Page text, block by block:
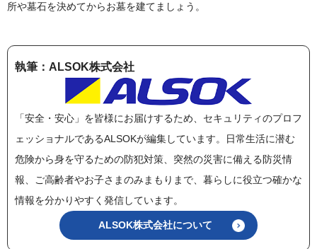
所や墓石を決めてからお墓を建てましょう。
執筆：ALSOK株式会社
「安全・安心」を皆様にお届けするため、セキュリティのプロフ
ェッショナルであるALSOKが編集しています。日常生活に潜む
危険から身を守るための防犯対策、突然の災害に備える防災情
報、ご高齢者やお子さまのみまもりまで、暮らしに役立つ確かな
情報を分かりやすく発信しています。
ALSOK株式会社について